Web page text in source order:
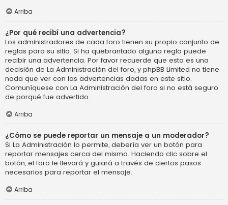
Arriba
¿Por qué recibí una advertencia?
Los administradores de cada foro tienen su propio conjunto de
reglas para su sitio. Si ha quebrantado alguna regla puede
recibir una advertencia. Por favor recuerde que esta es una
decisión de La Administración del foro, y phpBB Limited no tiene
nada que ver con las advertencias dadas en este sitio.
Comuníquese con La Administración del foro si no está seguro
de porqué fue advertido.
Arriba
¿Cómo se puede reportar un mensaje a un moderador?
Si La Administración lo permite, debería ver un botón para
reportar mensajes cerca del mismo. Haciendo clic sobre el
botón, el foro le llevará y guiará a través de ciertos pasos
necesarios para reportar el mensaje.
Arriba